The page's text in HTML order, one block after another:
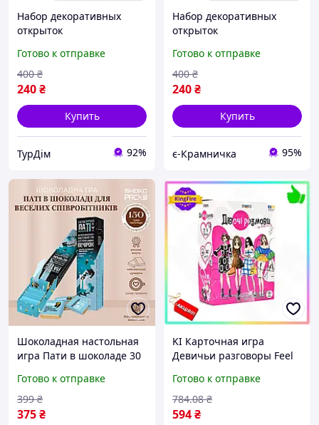
Набор декоративных
открыток
Clapperboard) - 4 шт
Готово к отправке
240₴
400 ₴
Купить
ТурДім 92%
Набор декоративных
открыток
Clapperboard) - 4 шт
Готово к отправке
240₴
400 ₴
Купить
є-Крамничка 95%
Шоколадная настольная
игра Пати в шоколаде 30
г подарок для компании
Готово к отправке
375₴
399 ₴
KI Карточная игра
Девичьи разговоры Feel
девочек вечеринок
общения и откровенны
FIR41_R
Готово к отправке
594₴
784.08 ₴